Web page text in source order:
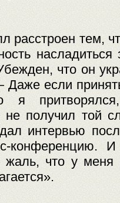
расстроен тем,
насладиться
что он
если
получил той
интервью
жаль, что у